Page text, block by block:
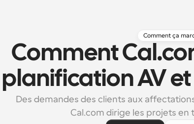
Comment ça
Comment
planification AV
Des demandes des clients aux
Cal.com dirige les projets